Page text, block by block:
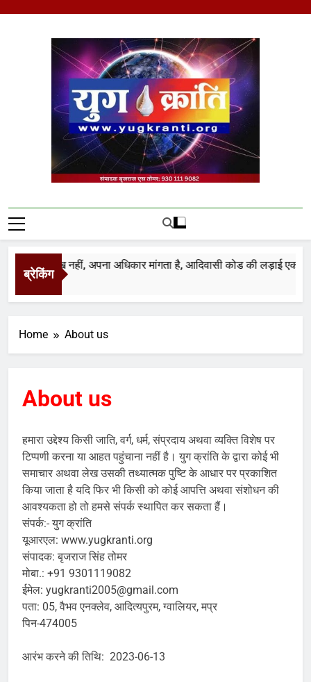
Yug Kranti | Trusted
News Portal
ब्रेकिंग
भीख नहीं, अपना अधिकार मांगता है, आदिवासी कोड की लड़ाई एक बार
Ago
Home About us
About us
हमारा उद्देश्य किसी जाति, वर्ग, धर्म, संप्रदाय अथवा व्यक्ति विशेष पर
टिप्पणी करना या आहत पहुंचाना नहीं है। युग क्रांति के द्वारा कोई भी
समाचार अथवा लेख उसकी तथ्यात्मक पुष्टि के आधार पर प्रकाशित
किया जाता है यदि फिर भी किसी को कोई आपत्ति अथवा संशोधन की
आवश्यकता हो तो हमसे संपर्क स्थापित कर सकता हैं।
संपर्क:- युग क्रांति
यूआरएल: www.yugkranti.org
संपादक: बृजराज सिंह तोमर
मोबा.: ‪+91 9301119082‬
ईमेल: yugkranti2005@gmail.com
पता: 05, वैभव एनक्लेव, आदित्यपुरम, ग्वालियर, मप्र
पिन-474005
आरंभ करने की तिथि: 2023-06-13